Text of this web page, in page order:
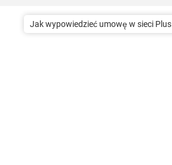
Jak wypowiedzieć umowę w sieci Plus